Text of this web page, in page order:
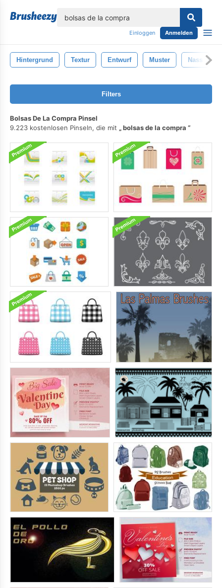
Einloggen Anmelden
Hintergrund Textur Entwurf Muster Nass
Filters
Bolsas De La Compra Pinsel
9.223 kostenlosen Pinseln, die mit
bolsas de la compra